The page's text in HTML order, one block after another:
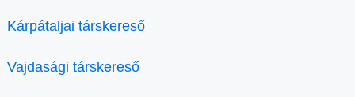
Kárpátaljai társkereső
Vajdasági társkereső